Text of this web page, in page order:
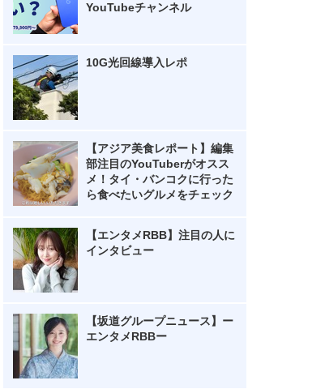
YouTubeチャンネル
10G光回線導入レポ
【アジア美食レポート】編集
部注目のYouTuberがオスス
メ！タイ・バンコクに行った
ら食べたいグルメをチェック
【エンタメRBB】注目の人に
インタビュー
【坂道グループニュース】ー
エンタメRBBー